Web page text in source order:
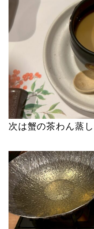
次は蟹の茶わん蒸